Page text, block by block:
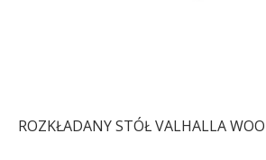
ROZKŁADANY STÓŁ VALHALLA